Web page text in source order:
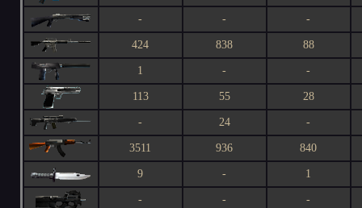
- - -
424 838 88
1 - -
113 55 28
- 24 -
3511 936 840
9 - 1
- - -